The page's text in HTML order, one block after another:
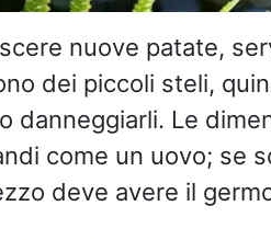
nuove patate,
dei piccoli steli,
danneggiarli. Le
come un uovo; se
deve avere il